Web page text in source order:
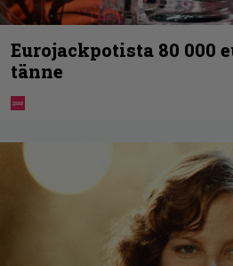
Eurojackpotista 80 000
tänne